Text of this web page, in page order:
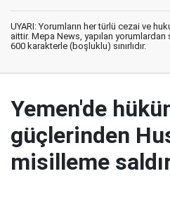
UYARI: Yorumların her türlü cezai ve
aittir. Mepa News, yapılan
600 karakterle (boşluklu) sınırlıdır.
Yemen'de
güçlerinden
misilleme